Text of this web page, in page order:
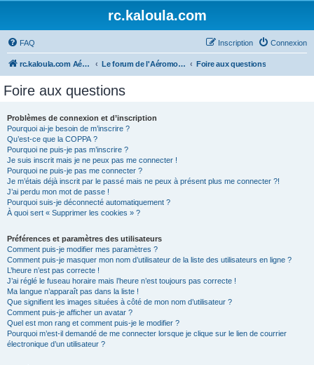
rc.kaloula.com
FAQ Connexion
Inscription
rc.kaloula.com Aéromodélisme Le forum de l'Aéromodélisme Foire aux questions
Foire aux questions
Problèmes de connexion et d’inscription
Pourquoi ai-je besoin de m’inscrire ?
Qu’est-ce que la COPPA ?
Pourquoi ne puis-je pas m’inscrire ?
Je suis inscrit mais je ne peux pas me connecter !
Pourquoi ne puis-je pas me connecter ?
Je m’étais déjà inscrit par le passé mais ne peux à présent plus me connecter ?!
J’ai perdu mon mot de passe !
Pourquoi suis-je déconnecté automatiquement ?
À quoi sert « Supprimer les cookies » ?
Préférences et paramètres des utilisateurs
Comment puis-je modifier mes paramètres ?
Comment puis-je masquer mon nom d’utilisateur de la liste des utilisateurs en ligne ?
L’heure n’est pas correcte !
J’ai réglé le fuseau horaire mais l’heure n’est toujours pas correcte !
Ma langue n’apparaît pas dans la liste !
Que signifient les images situées à côté de mon nom d’utilisateur ?
Comment puis-je afficher un avatar ?
Quel est mon rang et comment puis-je le modifier ?
Pourquoi m’est-il demandé de me connecter lorsque je clique sur le lien de courrier
électronique d’un utilisateur ?